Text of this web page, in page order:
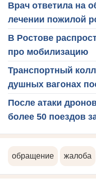
Врач ответила на
лечении пожилой
В Ростове
про мобилизацию
Транспортный
душных вагонах
После атаки
более 50 поездов
обращение жалоба